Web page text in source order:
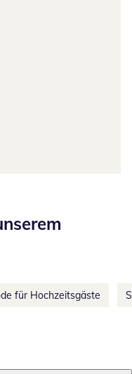
für Hochzeitsgäste